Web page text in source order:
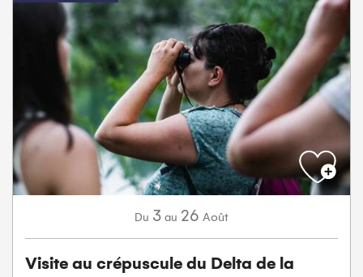
Du 3 au 26 Août
Visite au crépuscule du Delta de la